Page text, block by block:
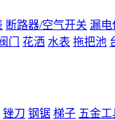
断路器/空气开关 漏电
门 花洒 水表 拖把池
锉刀 钢锯 梯子 五金